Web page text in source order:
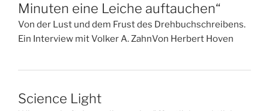
Minuten eine Leiche auftauchen“
Von der Lust und dem Frust des Drehbuchschreibens.
Ein Interview mit Volker A. ZahnVon Herbert Hoven
Science Light